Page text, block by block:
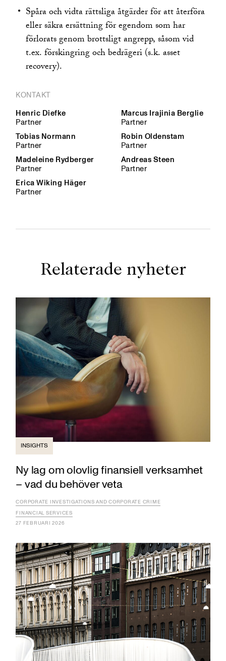
Spåra och vidta rättsliga åtgärder för att återföra
eller säkra ersättning för egendom som har
förlorats genom brottsligt angrepp, såsom vid
t.ex. förskingring och bedrägeri (s.k. asset
recovery).
KONTAKT
Henric Diefke
Partner
Marcus Irajinia Berglie
Partner
Tobias Normann
Partner
Robin Oldenstam
Partner
Madeleine Rydberger
Partner
Andreas Steen
Partner
Erica Wiking Häger
Partner
Relaterade nyheter
INSIGHTS
Ny lag om olovlig finansiell verksamhet
– vad du behöver veta
CORPORATE INVESTIGATIONS AND CORPORATE CRIME
FINANCIAL SERVICES
27 FEBRUARI 2026